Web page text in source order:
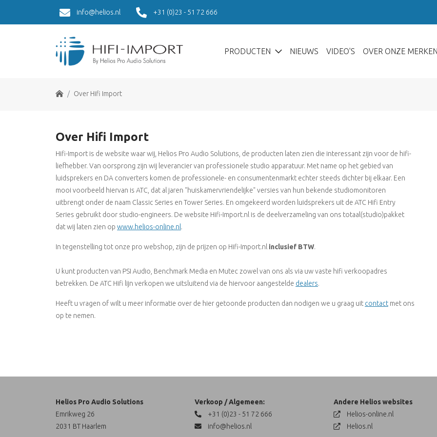
info@helios.nl +31 (0)23 - 51 72 666
PRODUCTEN NIEUWS VIDEO'S OVER ONZE MERKEN
Home Over Hifi Import
Over Hifi Import
Hifi-Import is de website waar wij, Helios Pro Audio Solutions, de producten laten zien die interessant zijn voor de hifi-
liefhebber. Van oorsprong zijn wij leverancier van professionele studio apparatuur. Met name op het gebied van
luidsprekers en DA converters komen de professionele- en consumentenmarkt echter steeds dichter bij elkaar. Een
mooi voorbeeld hiervan is ATC, dat al jaren "huiskamervriendelijke" versies van hun bekende studiomonitoren
uitbrengt onder de naam Classic Series en Tower Series. En omgekeerd worden luidsprekers uit de ATC Hifi Entry
Series gebruikt door studio-engineers. De website Hifi-Import.nl is de deelverzameling van ons totaal(studio)pakket
dat wij laten zien op www.helios-online.nl .
In tegenstelling tot onze pro webshop, zijn de prijzen op Hifi-Import.nl inclusief BTW.
U kunt producten van PSI Audio, Benchmark Media en Mutec zowel van ons als via uw vaste hifi verkoopadres
betrekken. De ATC Hifi lijn verkopen we uitsluitend via de hiervoor aangestelde dealers.
Heeft u vragen of wilt u meer informatie over de hier getoonde producten dan nodigen we u graag uit contact met ons
op te nemen.
Helios Pro Audio Solutions
Emrikweg 26
2031 BT Haarlem
Verkoop / Algemeen:
+31 (0)23 - 51 72 666
info@helios.nl
Andere Helios websites
Helios-online.nl
Helios.nl